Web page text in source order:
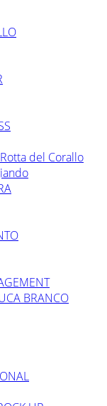
del Corallo
BRANCO